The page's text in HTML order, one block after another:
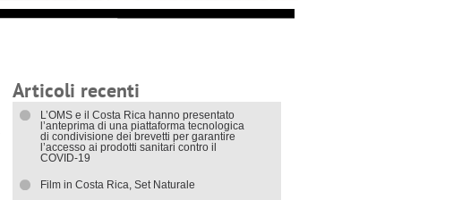
Articoli recenti
L’OMS e il Costa Rica hanno presentato
l’anteprima di una piattaforma tecnologica
di condivisione dei brevetti per garantire
l’accesso ai prodotti sanitari contro il
COVID-19
Film in Costa Rica, Set Naturale